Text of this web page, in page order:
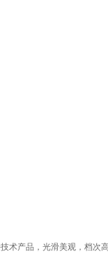
术产品，光滑美观，档次高